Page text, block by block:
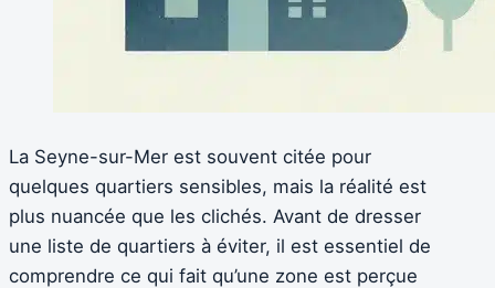
La Seyne-sur-Mer est souvent citée pour
quelques quartiers sensibles, mais la réalité est
plus nuancée que les clichés. Avant de dresser
une liste de quartiers à éviter, il est essentiel de
comprendre ce qui fait qu’une zone est perçue